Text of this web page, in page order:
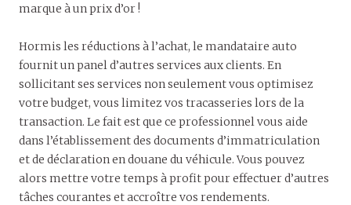
marque à un prix d’or !
Hormis les réductions à l’achat, le mandataire auto
fournit un panel d’autres services aux clients. En
sollicitant ses services non seulement vous optimisez
votre budget, vous limitez vos tracasseries lors de la
transaction. Le fait est que ce professionnel vous aide
dans l’établissement des documents d’immatriculation
et de déclaration en douane du véhicule. Vous pouvez
alors mettre votre temps à profit pour effectuer d’autres
tâches courantes et accroître vos rendements.